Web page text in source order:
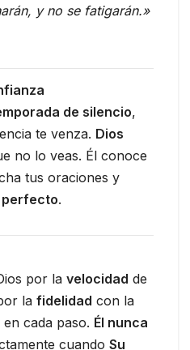
y no se fatigarán.»
de silencio,
te venza. Dios
no lo veas. Él conoce
tus oraciones y
perfecto.
por la velocidad de
la fidelidad con la
cada paso. Él nunca
cuando Su